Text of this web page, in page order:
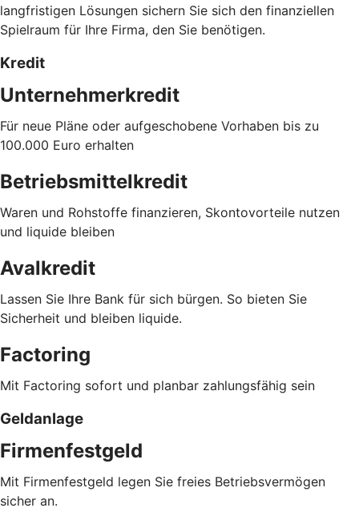
langfristigen Lösungen sichern Sie sich den finanziellen
Spielraum für Ihre Firma, den Sie benötigen.
Kredit
Unternehmerkredit
Für neue Pläne oder aufgeschobene Vorhaben bis zu
100.000 Euro erhalten
Betriebsmittelkredit
Waren und Rohstoffe finanzieren, Skontovorteile nutzen
und liquide bleiben
Avalkredit
Lassen Sie Ihre Bank für sich bürgen. So bieten Sie
Sicherheit und bleiben liquide.
Factoring
Mit Factoring sofort und planbar zahlungsfähig sein
Geldanlage
Firmenfestgeld
Mit Firmenfestgeld legen Sie freies Betriebsvermögen
sicher an.